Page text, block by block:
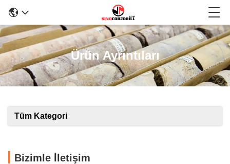
Ürün Ayrıntıları
Tüm Kategori
Bizimle İletişim